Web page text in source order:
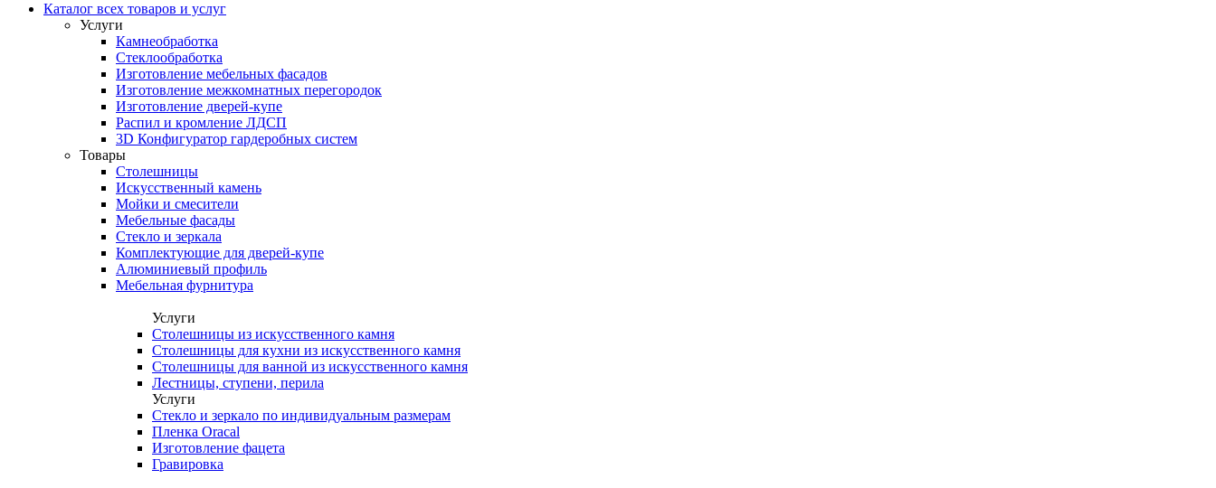
Каталог всех товаров и услуг
Услуги
Камнеобработка
Стеклообработка
Изготовление мебельных фасадов
Изготовление межкомнатных перегородок
Изготовление дверей-купе
Распил и кромление ЛДСП
3D Конфигуратор гардеробных систем
Товары
Столешницы
Искусственный камень
Мойки и смесители
Мебельные фасады
Стекло и зеркала
Комплектующие для дверей-купе
Алюминиевый профиль
Мебельная фурнитура
Услуги
Столешницы из искусственного камня
Столешницы для кухни из искусственного камня
Столешницы для ванной из искусственного камня
Лестницы, ступени, перила
Услуги
Стекло и зеркало по индивидуальным размерам
Пленка Oracal
Изготовление фацета
Гравировка